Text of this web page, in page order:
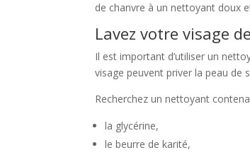
de chanvre à un nettoyant doux
Lavez votre visage
Il est important d’utiliser un
visage peuvent priver la peau de
Recherchez un nettoyant
la glycérine,
le beurre de karité,